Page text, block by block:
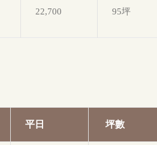
22,700 95坪
平日 坪數